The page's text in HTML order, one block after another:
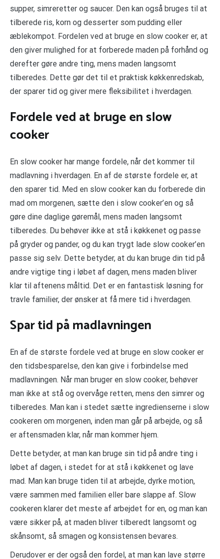
supper, simreretter og saucer. Den kan også bruges til at
tilberede ris, korn og desserter som pudding eller
æblekompot. Fordelen ved at bruge en slow cooker er, at
den giver mulighed for at forberede maden på forhånd og
derefter gøre andre ting, mens maden langsomt
tilberedes. Dette gør det til et praktisk køkkenredskab,
der sparer tid og giver mere fleksibilitet i hverdagen.
Fordele ved at bruge en slow
cooker
En slow cooker har mange fordele, når det kommer til
madlavning i hverdagen. En af de største fordele er, at
den sparer tid. Med en slow cooker kan du forberede din
mad om morgenen, sætte den i slow cooker’en og så
gøre dine daglige gøremål, mens maden langsomt
tilberedes. Du behøver ikke at stå i køkkenet og passe
på gryder og pander, og du kan trygt lade slow cooker’en
passe sig selv. Dette betyder, at du kan bruge din tid på
andre vigtige ting i løbet af dagen, mens maden bliver
klar til aftenens måltid. Det er en fantastisk løsning for
travle familier, der ønsker at få mere tid i hverdagen.
Spar tid på madlavningen
En af de største fordele ved at bruge en slow cooker er
den tidsbesparelse, den kan give i forbindelse med
madlavningen. Når man bruger en slow cooker, behøver
man ikke at stå og overvåge retten, mens den simrer og
tilberedes. Man kan i stedet sætte ingredienserne i slow
cookeren om morgenen, inden man går på arbejde, og så
er aftensmaden klar, når man kommer hjem.
Dette betyder, at man kan bruge sin tid på andre ting i
løbet af dagen, i stedet for at stå i køkkenet og lave
mad. Man kan bruge tiden til at arbejde, dyrke motion,
være sammen med familien eller bare slappe af. Slow
cookeren klarer det meste af arbejdet for en, og man kan
være sikker på, at maden bliver tilberedt langsomt og
skånsomt, så smagen og konsistensen bevares.
Derudover er der også den fordel, at man kan lave større